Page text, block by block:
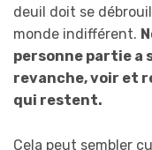
deuil doit se
monde indifférent.
personne partie a
revanche, voir et
qui restent.
Cela peut sembler